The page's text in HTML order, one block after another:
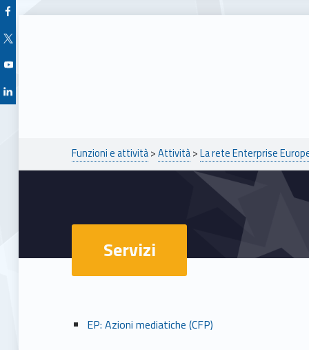
Facebook Unioncamere Veneto
Twitter Unioncamere Veneto
Youtube Unioncamere Veneto
Linkedin Unioncamere Veneto
Breadcrumbs navigation
Funzioni e attività>Attività>La rete Enterprise
Servizi
EP: Azioni mediatiche (CFP)